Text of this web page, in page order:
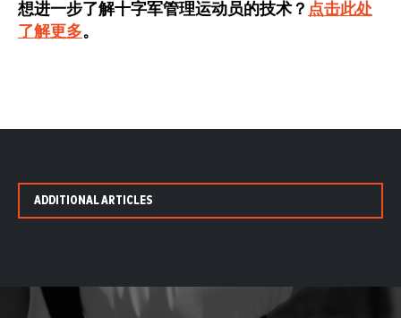
想进一步了解十字军管理运动员的技术？ 点击此处
了解更多。
ADDITIONAL ARTICLES